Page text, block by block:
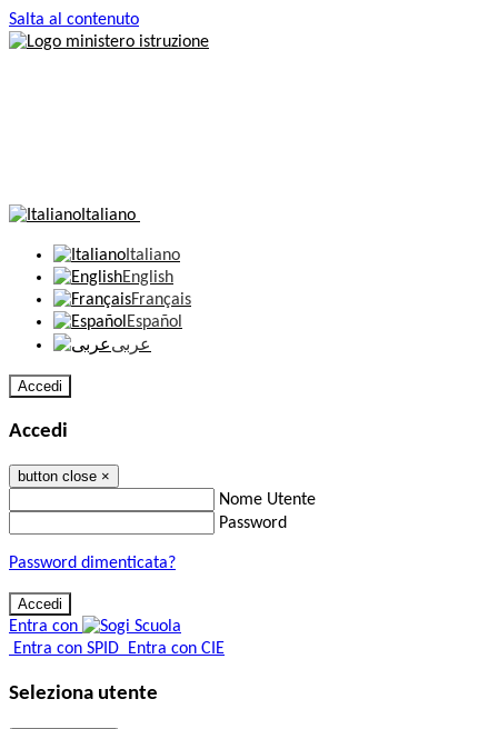
Salta al contenuto
Italiano
Italiano
English
Français
Español
عربى
Accedi
Accedi
button close ×
Nome Utente
Password
Password dimenticata?
Entra con
Entra con SPID Entra con CIE
Seleziona utente